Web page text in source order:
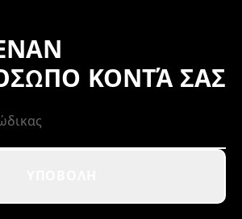
ΚΟΝΤΆ ΣΑΣ